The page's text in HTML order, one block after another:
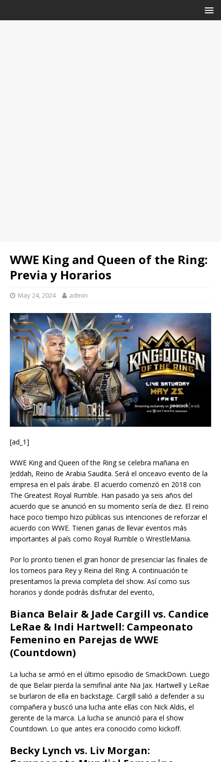
WWE King and Queen of the Ring:
Previa y Horarios
May 24, 2024 admin
[ad_1]
WWE King and Queen of the Ring se celebra mañana en
Jeddah, Reino de Arabia Saudita. Será el onceavo evento de la
empresa en el país árabe. El acuerdo comenzó en 2018 con
The Greatest Royal Rumble. Han pasado ya seis años del
acuerdo que se anunció en su momento sería de diez. El reino
hace poco tiempo hizo públicas sus intenciones de reforzar el
acuerdo con WWE. Tienen ganas de llevar eventos más
importantes al país como Royal Rumble o WrestleMania.
Por lo pronto tienen el gran honor de presenciar las finales de
los torneos para Rey y Reina del Ring. A continuación te
presentamos la previa completa del show. Así como sus
horarios y donde podrás disfrutar del evento,
Bianca Belair & Jade Cargill vs. Candice
LeRae & Indi Hartwell: Campeonato
Femenino en Parejas de WWE
(Countdown)
La lucha se armó en el último episodio de SmackDown. Luego
de que Belair pierda la semifinal ante Nia Jax. Hartwell y LeRae
se burlaron de ella en backstage. Cargill salió a defender a su
compañera y buscó una lucha ante ellas con Nick Aldis, el
gerente de la marca. La lucha se anunció para el show
Countdown. Lo que antes era conocido como kickoff.
Becky Lynch vs. Liv Morgan: